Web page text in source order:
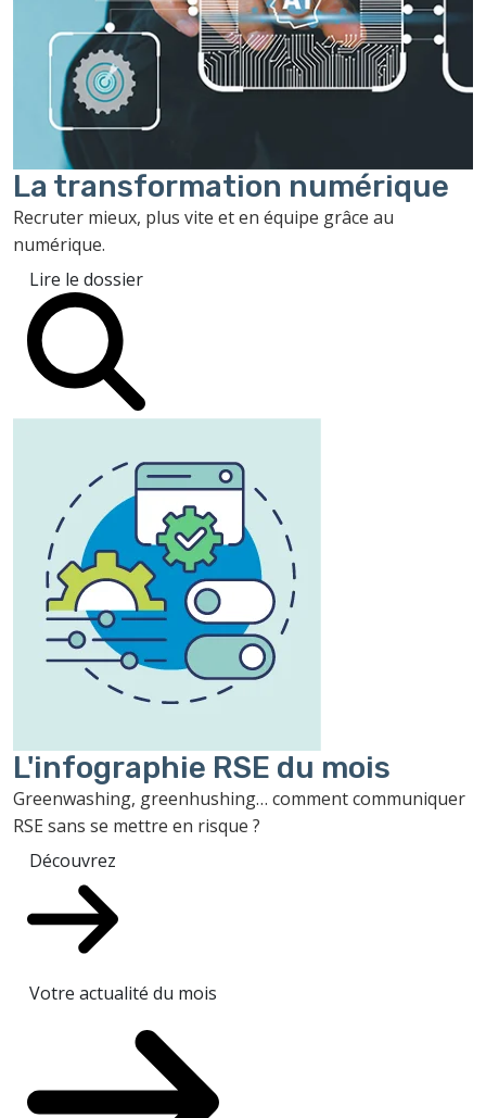
La transformation numérique
Recruter mieux, plus vite et en équipe grâce au
numérique.
Lire le dossier
L'infographie RSE du mois
Greenwashing, greenhushing… comment communiquer
RSE sans se mettre en risque ?
Découvrez
Votre actualité du mois